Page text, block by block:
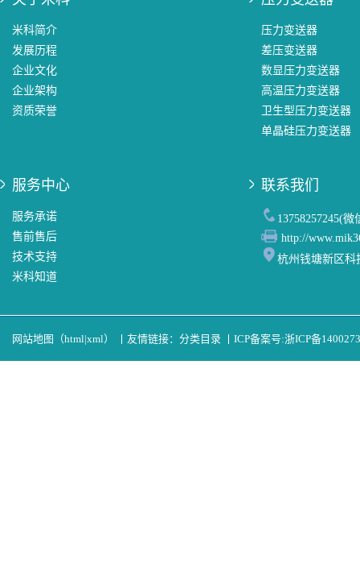
米科简介
发展历程
企业文化
企业架构
资质荣誉
压力变送器
差压变送器
数显压力变送器
高温压力变送器
卫生型压力变送器
单晶硅压力变送器
服务中心
服务承诺
售前售后
技术支持
米科知道
联系我们
13758257245(微
http://
杭州钱塘新区科
网站地图（html|xml） 友情链接： 分类目录 ICP备案号:浙ICP备